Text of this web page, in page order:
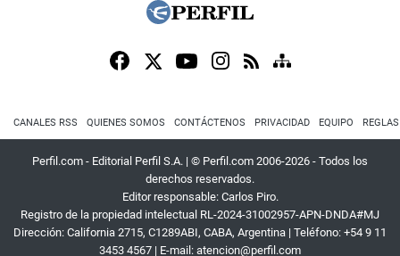
CANALES RSS QUIENES SOMOS CONTÁCTENOS PRIVACIDAD EQUIPO
Perfil.com - Editorial Perfil S.A. | © Perfil.com 2006-2026 - Todos los
derechos reservados.
Editor responsable: Carlos Piro.
Registro de la propiedad intelectual RL-2024-31002957-APN-DNDA#MJ
Dirección: California 2715, C1289ABI, CABA, Argentina | Teléfono: +54 9 11
3453 4567 | E-mail: atencion@perfil.com